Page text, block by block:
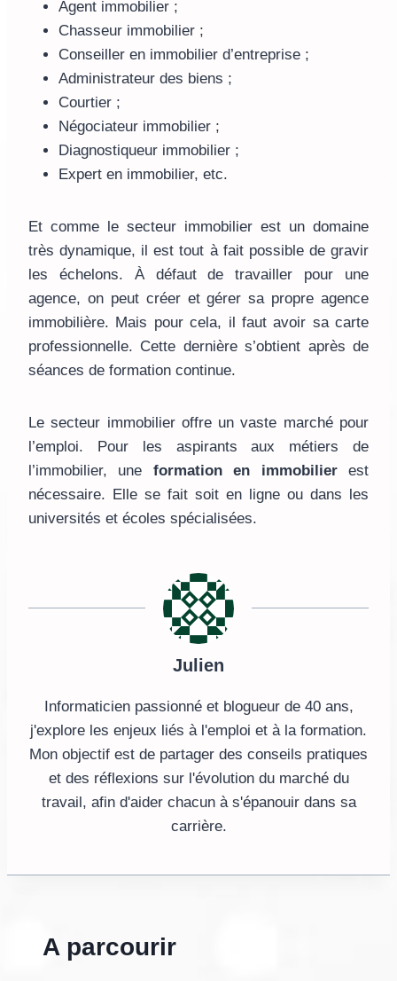
Agent immobilier ;
Chasseur immobilier ;
Conseiller en immobilier d’entreprise ;
Administrateur des biens ;
Courtier ;
Négociateur immobilier ;
Diagnostiqueur immobilier ;
Expert en immobilier, etc.
Et comme le secteur immobilier est un domaine
très dynamique, il est tout à fait possible de gravir
les échelons. À défaut de travailler pour une
agence, on peut créer et gérer sa propre agence
immobilière. Mais pour cela, il faut avoir sa carte
professionnelle. Cette dernière s’obtient après de
séances de formation continue.
Le secteur immobilier offre un vaste marché pour
l’emploi. Pour les aspirants aux métiers de
l’immobilier, une formation en immobilierest
nécessaire. Elle se fait soit en ligne ou dans les
universités et écoles spécialisées.
Julien
Informaticien passionné et blogueur de 40 ans,
j'explore les enjeux liés à l'emploi et à la formation.
Mon objectif est de partager des conseils pratiques
et des réflexions sur l'évolution du marché du
travail, afin d'aider chacun à s'épanouir dans sa
carrière.
A parcourir